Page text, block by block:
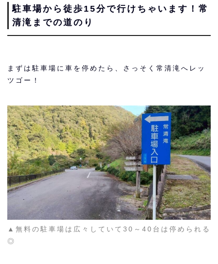
駐車場から徒歩15分で行けちゃいます！常
清滝までの道のり
まずは駐車場に車を停めたら、さっそく常清滝へレッ
ツゴー！
▲無料の駐車場は広々していて30～40台は停められる
◎